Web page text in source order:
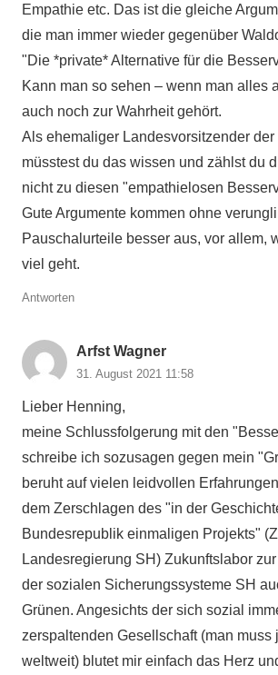
Empathie etc. Das ist die gleiche
die man immer wieder gegenüber
"Die *private* Alternative für die
Kann man so sehen – wenn man alles
auch noch zur Wahrheit gehört.
Als ehemaliger Landesvorsitzender der
müsstest du das wissen und zählst du
nicht zu diesen "empathielosen
Gute Argumente kommen ohne
Pauschalurteile besser aus, vor allem,
viel geht.
Antworten
Arfst Wagner
31. August 2021 11:58
Lieber Henning,
meine Schlussfolgerung mit den
schreibe ich sozusagen gegen mein
beruht auf vielen leidvollen
dem Zerschlagen des "in der
Bundesrepublik einmaligen Projekts"
Landesregierung SH) Zukunftslabor
der sozialen Sicherungssysteme SH
Grünen. Angesichts der sich sozial
zerspaltenden Gesellschaft (man muss
weltweit) blutet mir einfach das Herz